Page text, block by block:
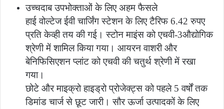
उच्चदाब उपभोक्ताओं के लिए अहम फैसले
हाई वोल्टेज ईवी चार्जिंग स्टेशन के लिए टैरिफ 6.42 रुपए
प्रति केव्ही तय की गई। स्टोन माइंस को एचवी-3औद्योगिक
श्रेणी में शामिल किया गया। आयरन वाशरी और
बेनिफिसिएशन प्लांट को एचवी की चतुर्थ श्रेणी में रखा
गया।
छोटे और माइक्रो हाइड्रो प्रोजेक्ट्स को पहले 5 वर्षों तक
डिमांड चार्ज से छूट जारी। सौर ऊर्जा उत्पादकों के लिए